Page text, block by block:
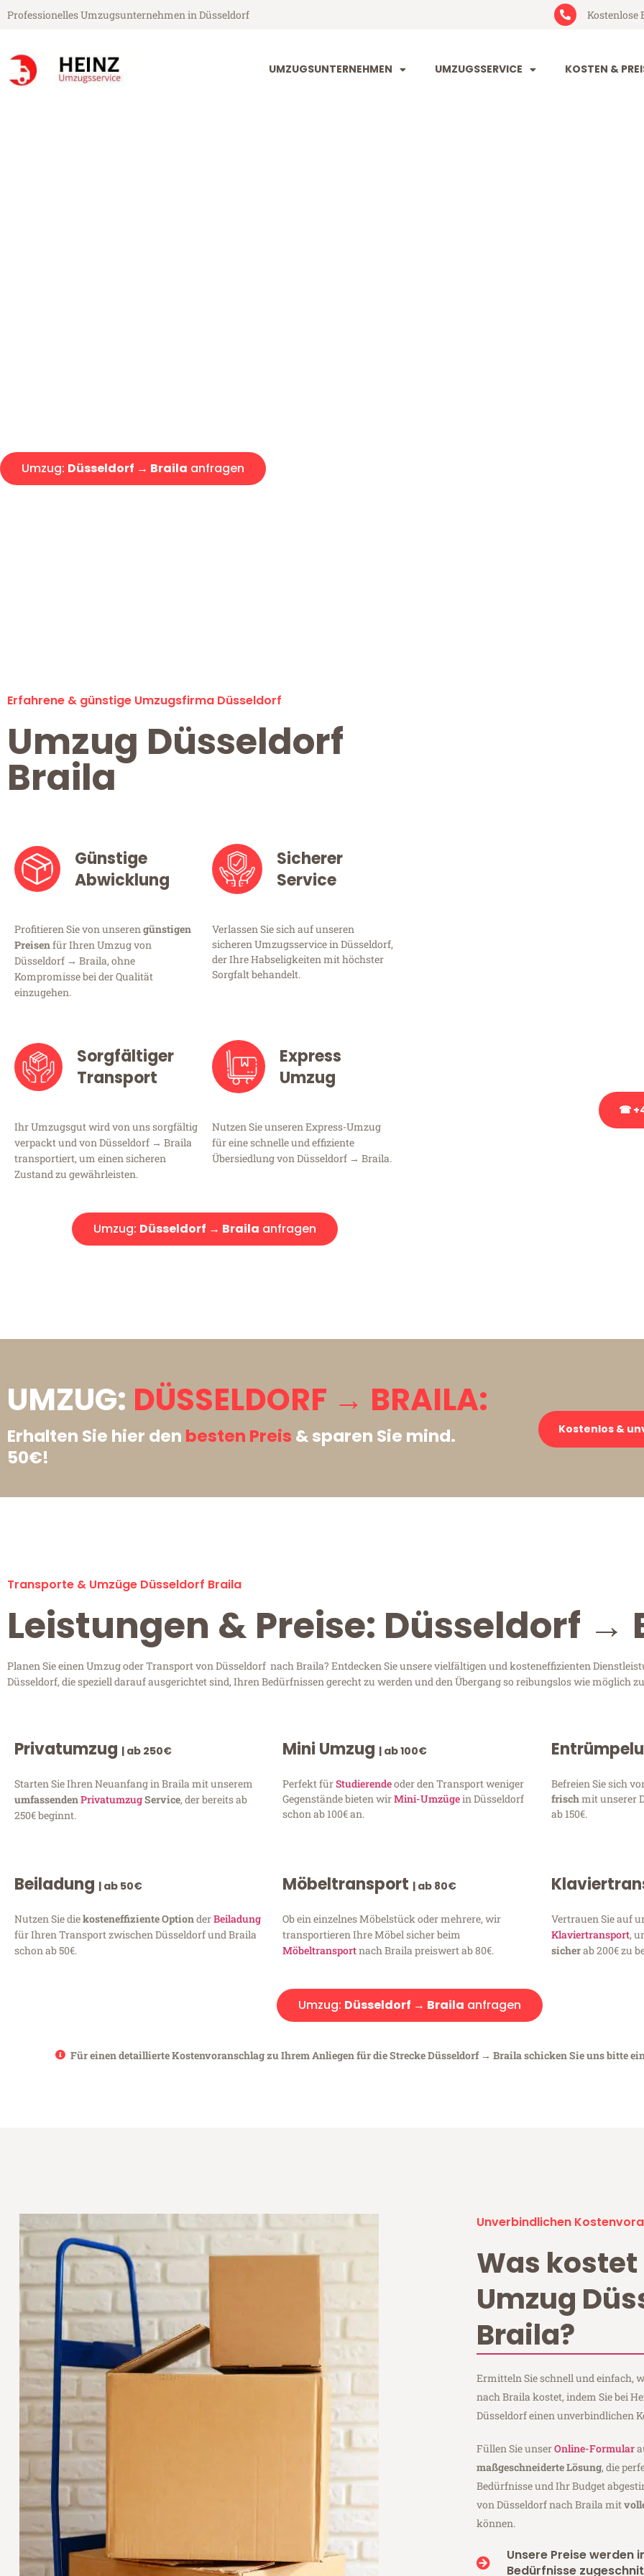
Professionelles Umzugsunternehmen in Düsseldorf Kostenlose
UMZUGSUNTERNEHMEN UMZUGSSERVICE KOSTEN &
Umzug: Düsseldorf → Braila anfragen
Erfahrene & günstige Umzugsfirma Düsseldorf
Umzug Düsseldorf
Braila
Günstige
Abwicklung
Profitieren Sie von unserengünstigen
Preisenfür Ihren Umzug von
Düsseldorf → Braila, ohne
Kompromisse bei der Qualität
einzugehen.
Sicherer
Service
Verlassen Sie sich auf unseren
sicheren Umzugsservice in Düsseldorf,
der Ihre Habseligkeiten mit höchster
Sorgfalt behandelt.
Sorgfältiger
Transport
Ihr Umzugsgut wird von uns sorgfältig
verpackt und von Düsseldorf → Braila
transportiert, um einen sicheren
Zustand zu gewährleisten.
Express
Umzug
Nutzen Sie unseren Express-Umzug
für eine schnelle und effiziente
Übersiedlung von Düsseldorf → Braila.
Umzug: Düsseldorf → Braila anfragen
☎
UMZUG: DÜSSELDORF → BRAILA:
Erhalten Sie hier den besten Preis & sparen Sie mind.
50€!
Kostenlos &
Transporte & Umzüge Düsseldorf Braila
Leistungen & Preise: Düsseldorf →
Planen Sie einen Umzug oder Transport von Düsseldorf nach Braila? Entdecken Sie unsere vielfältigen und kosteneffizienten
Düsseldorf, die speziell darauf ausgerichtet sind, Ihren Bedürfnissen gerecht zu werden und den Übergang so reibungslos wie möglich
Privatumzug | ab 250€
Starten Sie Ihren Neuanfang in Braila mit unserem
umfassendenPrivatumzugService, der bereits ab
250€ beginnt.
Mini Umzug | ab 100€
Perfekt fürStudierendeoder den Transport weniger
Gegenstände bieten wirMini-Umzügein Düsseldorf
schon ab 100€ an.
Befreien Sie sich
frischmit unserer
ab 150€.
Beiladung | ab 50€
Nutzen Sie diekosteneffiziente OptionderBeiladung
für Ihren Transport zwischen Düsseldorf und Braila
schon ab 50€.
Möbeltransport | ab 80€
Ob ein einzelnes Möbelstück oder mehrere, wir
transportieren Ihre Möbel sicher beim
Möbeltransportnach Braila preiswert ab 80€.
Vertrauen Sie auf
Klaviertransport,
sicherab 200€ zu
Umzug: Düsseldorf → Braila anfragen
Für einen detaillierte Kostenvoranschlag zu Ihrem Anliegen für die Strecke Düsseldorf → Braila schicken Sie uns bitte
Unverbindlichen
Was kostet
Umzug
Braila?
Ermitteln Sie schnell und einfach,
nach Braila kostet, indem Sie bei
Düsseldorf einen unverbindlichen
Füllen Sie unserOnline-Formular
maßgeschneiderte Lösung, die
Bedürfnisse und Ihr Budget
von Düsseldorf nach Braila mit
können.
Unsere Preise werden
Bedürfnisse